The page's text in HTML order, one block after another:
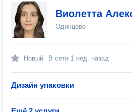
Виолетта
Одинцово
Новый В сети 1 нед. назад
Дизайн упаковки